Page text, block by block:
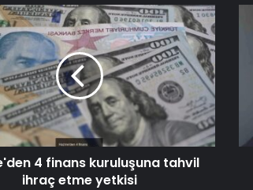
4 finans kuruluşuna tahvil
ihraç etme yetkisi